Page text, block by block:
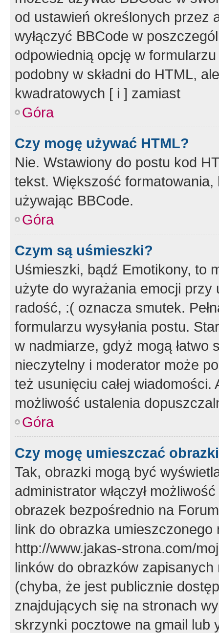
od ustawień określonych przez
wyłączyć BBCode w
odpowiednią opcję w
podobny w składni do HTML,
kwadratowych [ i ] zamiast
Góra
Czy mogę używać HTML?
Nie. Wstawiony do postu kod
tekst. Większość
używając BBCode.
Góra
Czym są uśmieszki?
Uśmieszki, bądź Emotikony, to
użyte do wyrażania emocji
radość, :( oznacza smutek.
formularzu wysyłania postu.
w nadmiarze, gdyż mogą
nieczytelny i moderator może
też usunięciu całej
możliwość ustalenia
Góra
Czy mogę umieszczać
Tak, obrazki mogą być
administrator włączył
obrazek bezpośrednio na
link do obrazka
http://www.jakas-strona.com/
linków do obrazków
(chyba, że jest publicznie
znajdujących się na stronach
skrzynki pocztowe na gmail lub